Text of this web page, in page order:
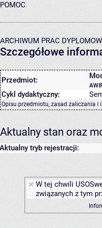
POMOC
ARCHIWUM PRAC
Szczegółowe
Przedmiot:
Cykl dydaktyczny:
Opisu przedmiotu, zasad zaliczania i
Aktualny stan oraz
Aktualny tryb rejestracji:
W tej chwili
związanych z tym